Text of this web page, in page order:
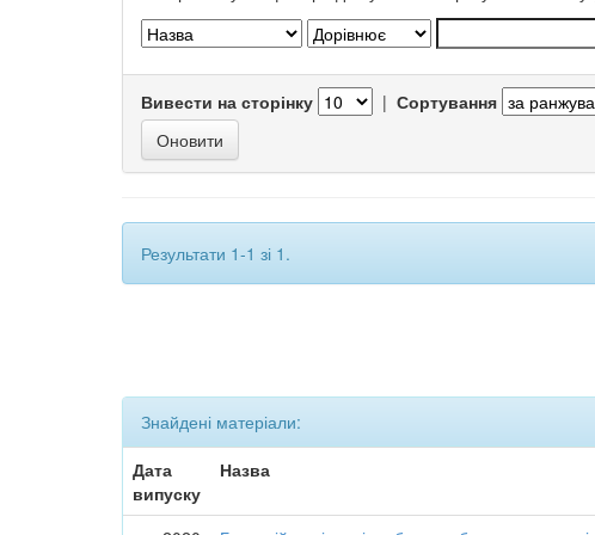
Вивести на сторінку | Сортування
Результати 1-1 зі 1.
Знайдені матеріали:
Дата
випуску
Назва